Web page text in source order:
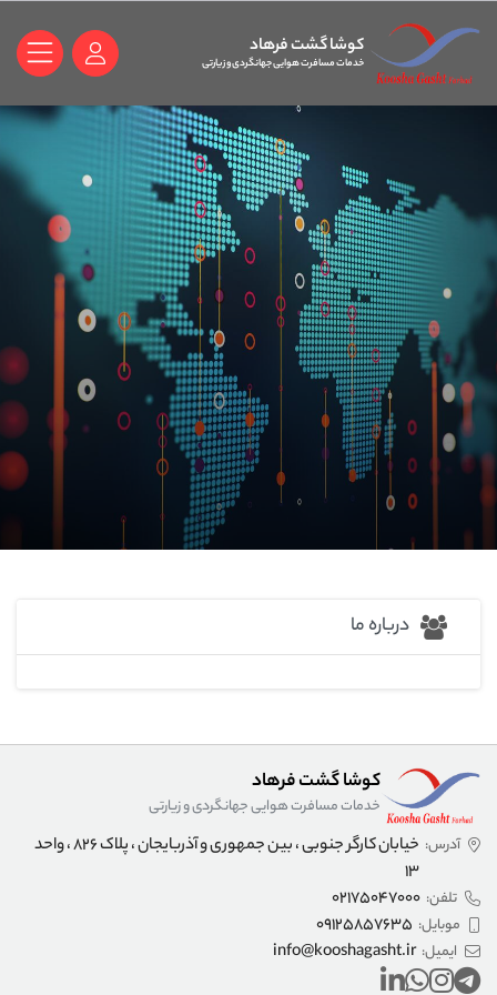
کوشا گشت فرهاد
خدمات مسافرت هوایی جهانگردی و زیارتی
درباره ما
کوشا گشت فرهاد
خدمات مسافرت هوایی جهانگردی و زیارتی
آدرس:
خیابان کارگر جنوبی ، بین جمهوری و آذربایجان ، پلاک 826 ، واحد
13
تلفن: 02175047000
موبایل: 09125857635
ایمیل: info@kooshagasht.ir